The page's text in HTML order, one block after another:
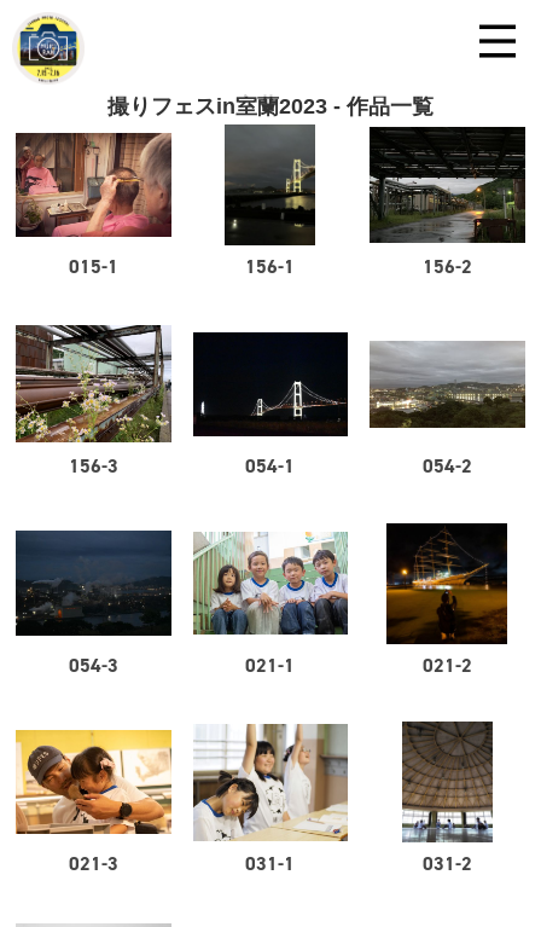
撮りフェスin室蘭2023 - 作品一覧
015-1 156-1 156-2
156-3 054-1 054-2
054-3 021-1 021-2
021-3 031-1 031-2